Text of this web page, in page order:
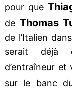
pour que
de Thomas
de l’Italien
serait déjà
d’entraîneur
sur le banc